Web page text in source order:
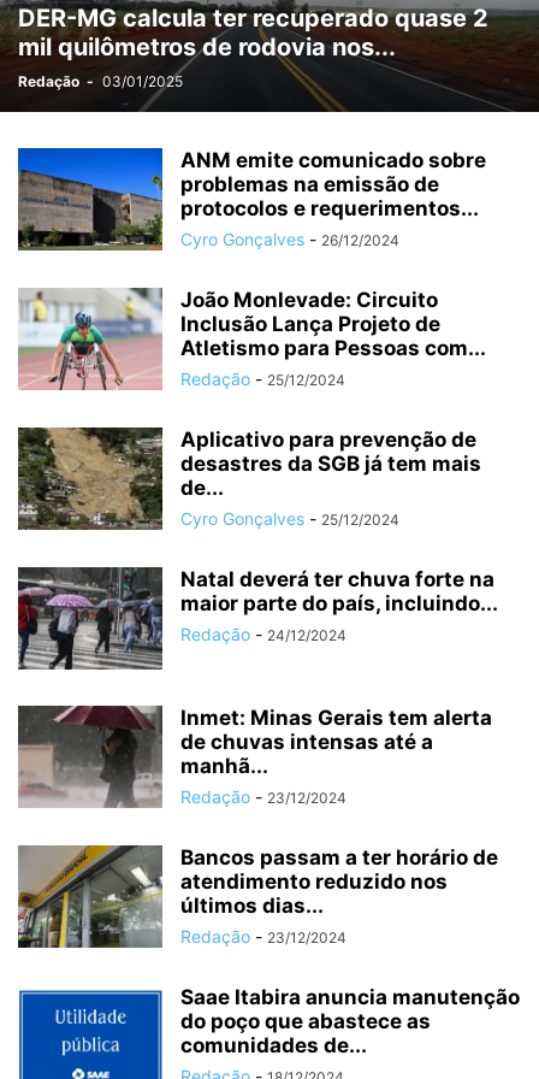
MÉDIO PIRACICABA MEIO AMBIENTE MINAS GERAIS MINERAÇÃO
MUDANÇAS CLIMÁTICAS NEGÓCIOS OPORTUNIDADES OURO PRETO
PARCEIROS POLÍCIA POLÍTICA
PREVISÃO DO TEMPO PUBLIEDITORIAL SAÚDE SERRO SERVIÇO
SETE LAGOAS
SUSTENTABILIDADE TARIFAÇO TECNOLOGIA TIRADENTES
TURISMO TURISMO RELIGIOSO VAGAS VALE VALE DO AÇO
DER-MG calcula ter recuperado quase 2
mil quilômetros de rodovia nos...
Redação - 03/01/2025
ANM emite comunicado sobre
problemas na emissão de
protocolos e requerimentos...
Cyro Gonçalves - 26/12/2024
João Monlevade: Circuito
Inclusão Lança Projeto de
Atletismo para Pessoas com...
Redação - 25/12/2024
Aplicativo para prevenção de
desastres da SGB já tem mais
de...
Cyro Gonçalves - 25/12/2024
Natal deverá ter chuva forte na
maior parte do país, incluindo...
Redação - 24/12/2024
Inmet: Minas Gerais tem alerta
de chuvas intensas até a
manhã...
Redação - 23/12/2024
Bancos passam a ter horário de
atendimento reduzido nos
últimos dias...
Redação - 23/12/2024
Saae Itabira anuncia manutenção
do poço que abastece as
comunidades de...